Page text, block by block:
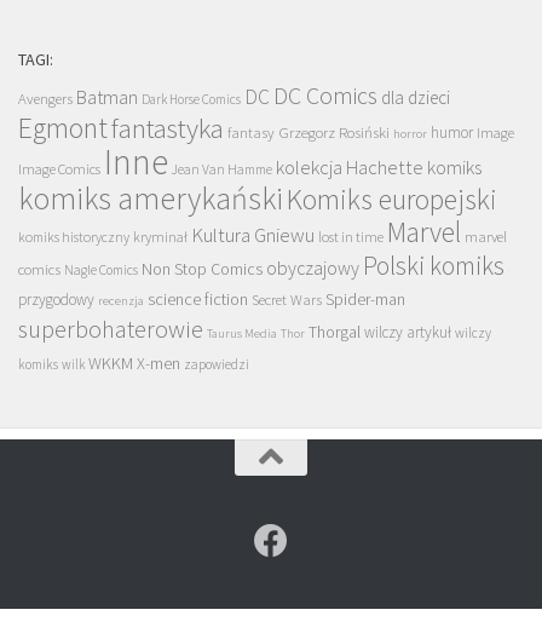
TAGI:
Avengers Batman Dark Horse Comics DC DC Comics dla dzieci
Egmontfantastyka fantasy Grzegorz Rosiński horror humor Image
Image Comics Inne Jean Van Hamme kolekcja Hachette komiks
komiks amerykański Komiks europejski
komiks historyczny kryminał Kultura Gniewu lost in time Marvel marvel
comics Nagle Comics Non Stop Comics obyczajowy Polski komiks
przygodowy recenzja science fiction Secret Wars Spider-man
superbohaterowie Taurus Media Thor Thorgal wilczy artykuł wilczy
komiks wilk WKKM X-men zapowiedzi